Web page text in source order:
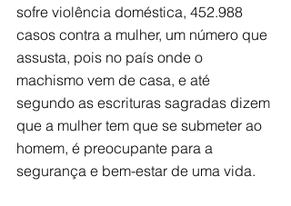
sofre violência doméstica, 452.988
casos contra a mulher, um número que
assusta, pois no país onde o
machismo vem de casa, e até
segundo as escrituras sagradas dizem
que a mulher tem que se submeter ao
homem, é preocupante para a
segurança e bem-estar de uma vida.